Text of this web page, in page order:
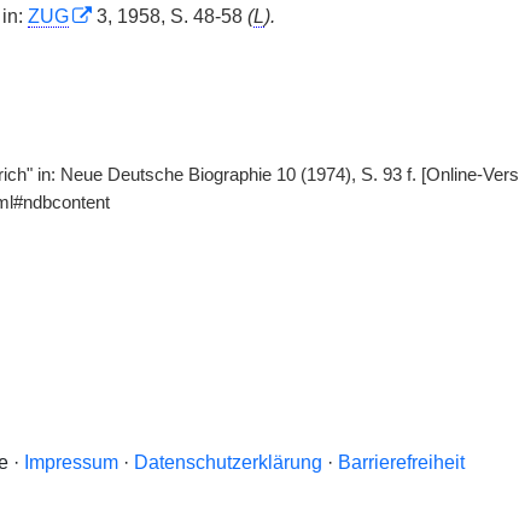
ZUG 3, 1958, S. 48-58 (L).
in: Neue Deutsche Biographie 10 (1974), S. 93 f. [Online-
· Impressum · Datenschutzerklärung · Barrierefreiheit